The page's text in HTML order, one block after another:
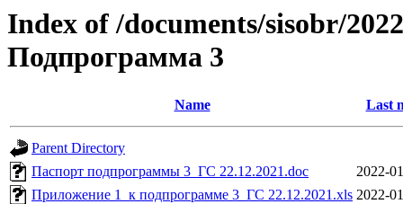
Index of /documents/sisobr/
Подпрограмма 3
Name Last
Parent Directory
Паспорт подпрограммы 3_ГС 22.12.2021.doc
2022-
Приложение 1_к подпрограмме 3_ГС 22.12.2021.xls 2022-